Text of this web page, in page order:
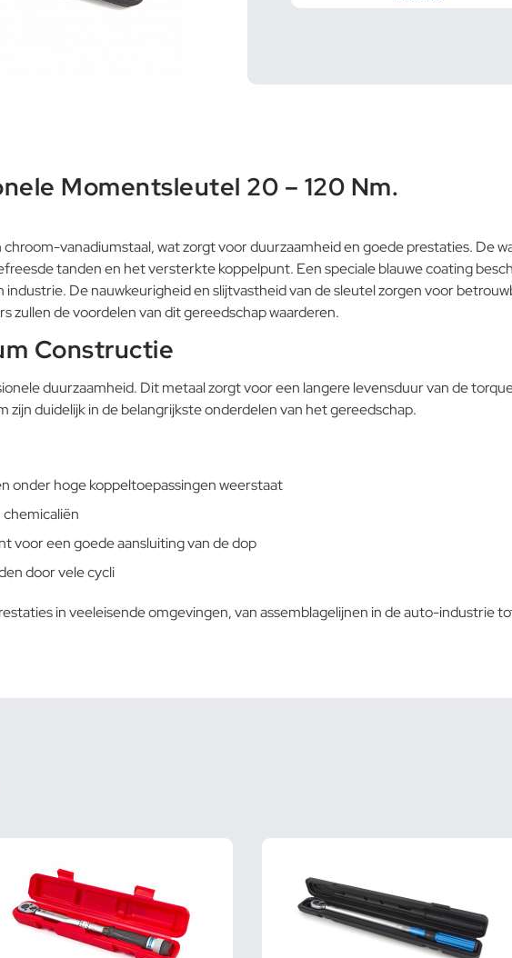
Momentsleutel 20 – 120 Nm.
vanadiumstaal, wat zorgt voor duurzaamheid en goede prestaties. De
tanden en het versterkte koppelpunt. Een speciale blauwe coating
De nauwkeurigheid en slijtvastheid van de sleutel zorgen voor
de voordelen van dit gereedschap waarderen.
Constructie
duurzaamheid. Dit metaal zorgt voor een langere levensduur van de
duidelijk in de belangrijkste onderdelen van het gereedschap.
onder hoge koppeltoepassingen weerstaat
voor een goede aansluiting van de dop
door vele cycli
in veeleisende omgevingen, van assemblagelijnen in de auto-industrie